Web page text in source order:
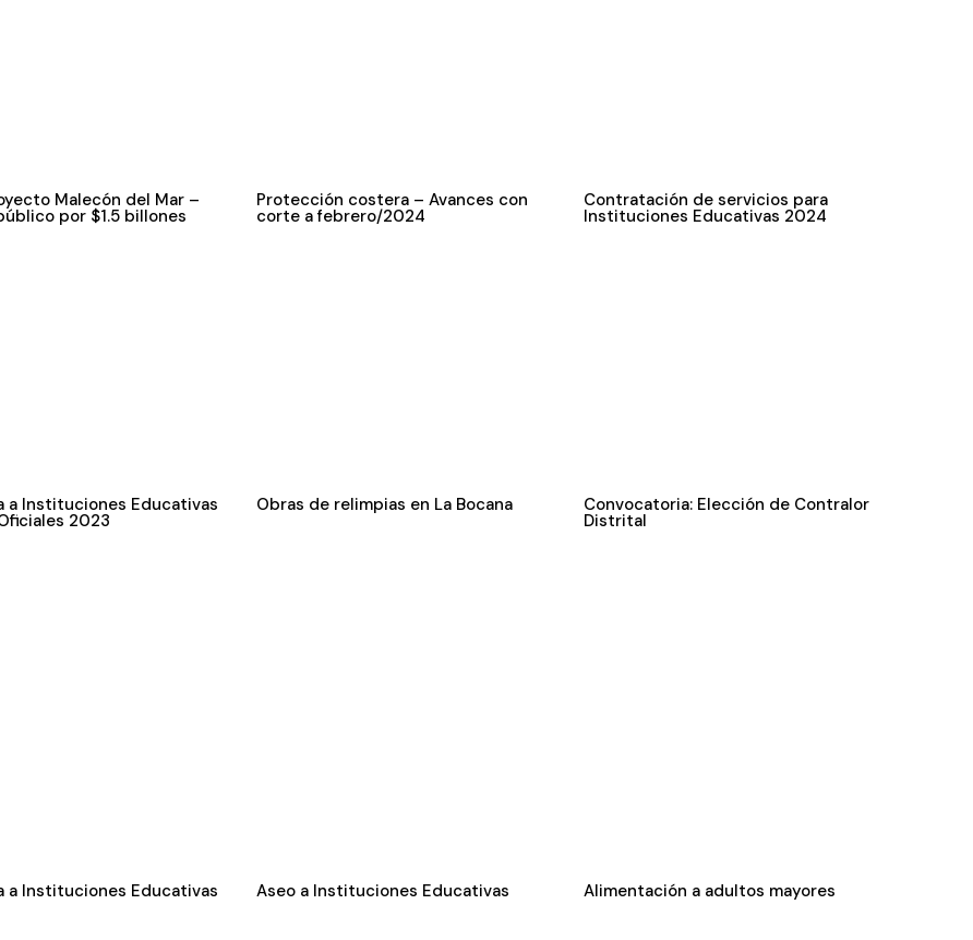
Malecón del Mar –
por $1.5 billones
Protección costera – Avances con
corte a febrero/2024
Contratación de servicios para
Instituciones Educativas 2024
a Instituciones Educativas
2023
Obras de relimpias en La Bocana Convocatoria: Elección de Contralor
Distrital
a Instituciones Educativas Aseo a Instituciones Educativas Alimentación a adultos mayores